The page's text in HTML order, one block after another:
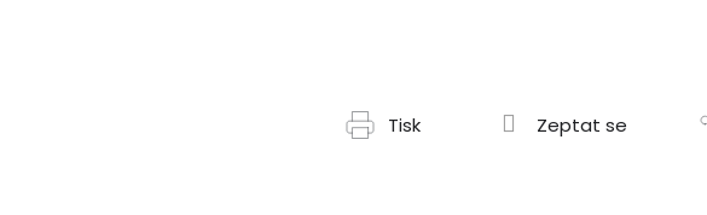
Tisk Zeptat se